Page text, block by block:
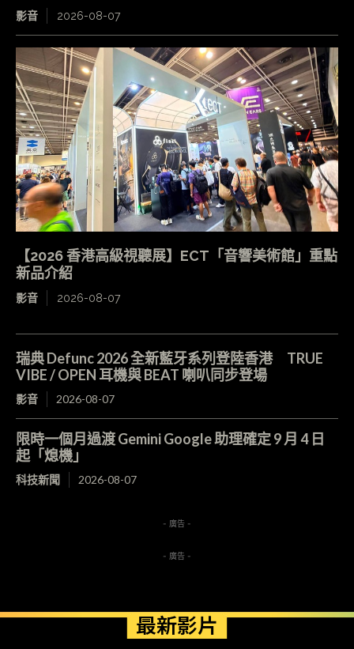
影音 2026-08-07
【2026 香港高級視聽展】ECT「音響美術館」重點
新品介紹
影音 2026-08-07
瑞典 Defunc 2026 全新藍牙系列登陸香港 TRUE
VIBE / OPEN 耳機與 BEAT 喇叭同步登場
影音 2026-08-07
限時一個月過渡 Gemini Google 助理確定 9 月 4 日
起「熄機」
科技新聞 2026-08-07
- 廣告 -
- 廣告 -
最新影片